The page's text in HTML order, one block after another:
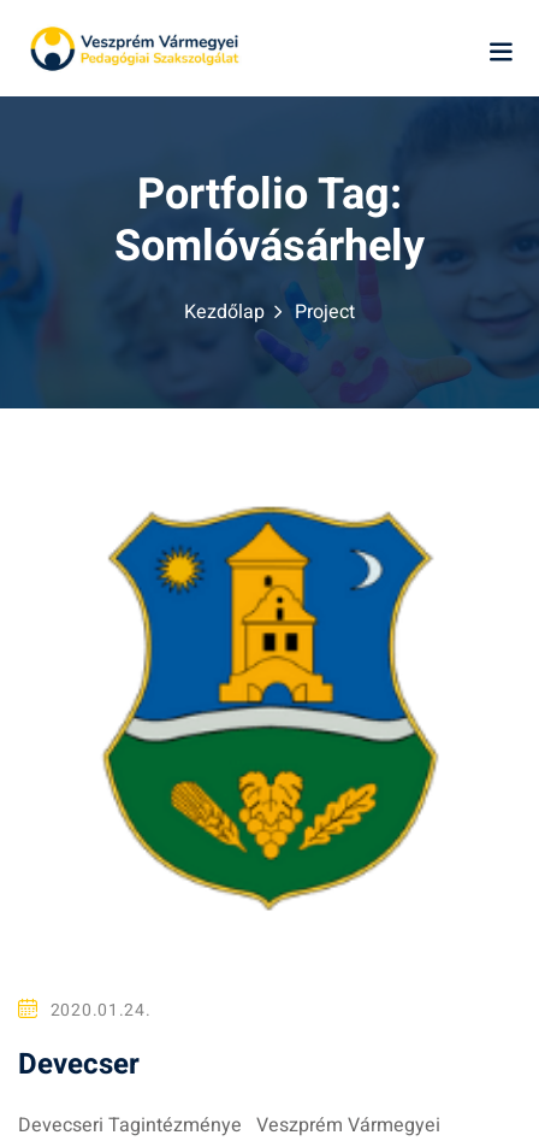
content
Portfolio Tag:
Somlóvásárhely
Kezdőlap Project
2020.01.24.
Devecser
Devecseri Tagintézménye Veszprém Vármegyei